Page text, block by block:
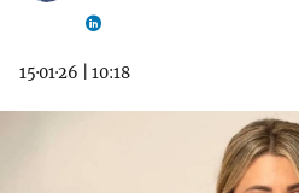
15·01·26 10:18